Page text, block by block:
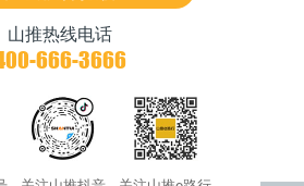
山推热线电话
666-3666